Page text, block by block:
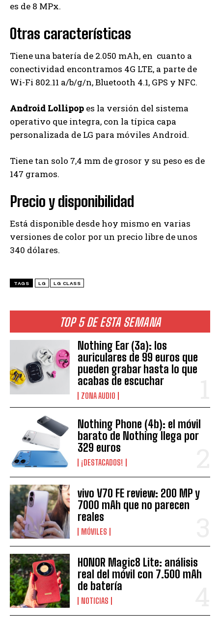
TOP 5 DE ESTA SEMANA
Nothing Ear (3a): los
auriculares de 99 euros que
pueden grabar hasta lo que
acabas de escuchar
ZONA AUDIO
Nothing Phone (4b): el móvil
barato de Nothing llega por
329 euros
¡DESTACADOS!
vivo V70 FE review: 200 MP y
7000 mAh que no parecen
reales
MÓVILES
HONOR Magic8 Lite: análisis
real del móvil con 7.500 mAh
de batería
NOTICIAS
es de 8 MPx.
Otras características
Tiene una batería de 2.050 mAh, en cuanto a
conectividad encontramos 4G LTE, a parte de
Wi-Fi 802.11 a/b/g/n, Bluetooth 4.1, GPS y NFC.
Android Lollipop es la versión del sistema
operativo que integra, con la típica capa
personalizada de LG para móviles Android.
Tiene tan solo 7,4 mm de grosor y su peso es de
147 gramos.
Precio y disponibilidad
Está disponible desde hoy mismo en varias
versiones de color por un precio libre de unos
340 dólares.
TAGS LG LG CLASS